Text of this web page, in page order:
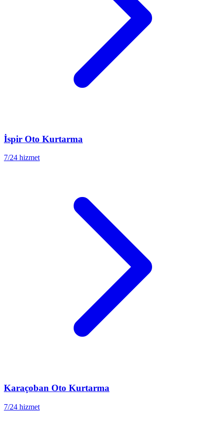
İspir Oto Kurtarma
7/24 hizmet
Karaçoban Oto Kurtarma
7/24 hizmet